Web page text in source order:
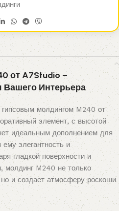
от A7Studio –
Интерьера
молдингом M240 от
элемент, с высотой
идеальным дополнением для
элегантность и
гладкой поверхности и
молдинг M240 не только
и создает атмосферу роскоши